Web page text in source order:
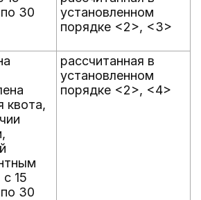
30
установленном
порядке <2>, <3>
квота,
15
30
рассчитанная в
установленном
порядке <2>, <4>